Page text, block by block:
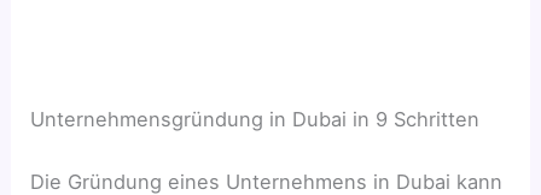
Unternehmensgründung in Dubai in 9 Schritten
Die Gründung eines Unternehmens in Dubai kann